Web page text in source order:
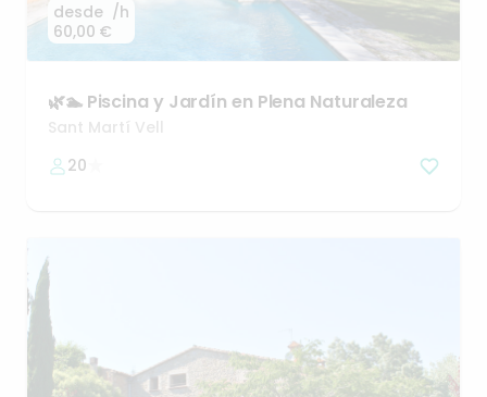
desde
60,00 €
/h
🌿🏊 Piscina y Jardín en Plena Naturaleza
Sant Martí Vell
20